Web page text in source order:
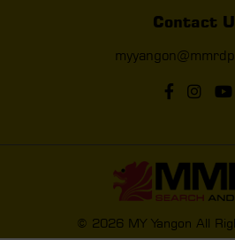
Contact
© 2026 MY Yangon All